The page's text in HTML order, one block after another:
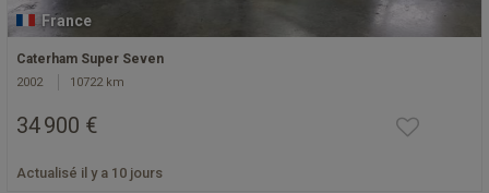
France
Caterham Super Seven
2002 10722 km
34 900 €
Actualisé il y a 10 jours